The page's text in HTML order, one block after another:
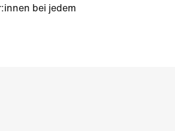
bei jedem